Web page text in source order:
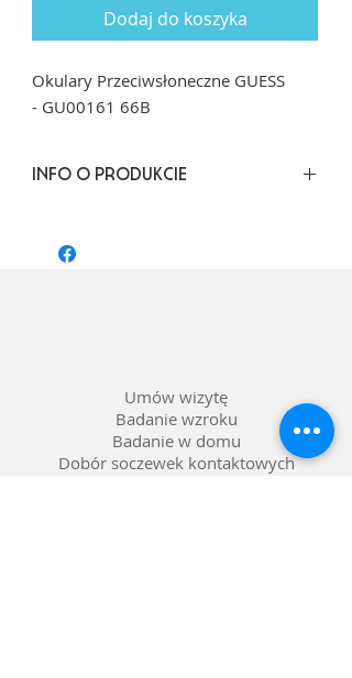
Dodaj do koszyka
Okulary Przeciwsłoneczne GUESS
- GU00161 66B
INFO O PRODUKCIE
Kształt: Kwadrat
Materiał oprawy: Acetat, metal
Umów wizytę
Badanie wzroku
Badanie w domu
Dobór soczewek kontaktowych